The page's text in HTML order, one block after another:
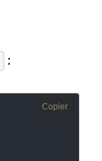
:
Copier